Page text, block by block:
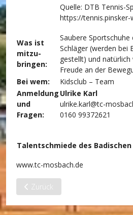
Quelle: DTB Tennis-
https://tennis.pinsker-
Was ist
mitzu-
bringen:
Saubere
Schläger (werden bei
gestellt) und
Freude an der
Bei wem:
Kidsclub – Team
Anmeldung
und
Fragen:
Ulrike Karl
ulrike.karl@tc-
0160 99372621
Talentschmiede des
www.tc-mosbach.de
Vorheriger Beitrag:
Zurück